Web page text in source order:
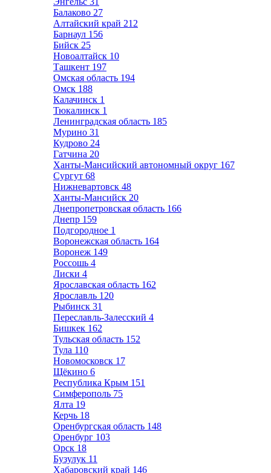
Балаково 27
Алтайский край 212
Барнаул 156
Бийск 25
Новоалтайск 10
Ташкент 197
Омская область 194
Омск 188
Калачинск 1
Тюкалинск 1
Ленинградская область 185
Мурино 31
Кудрово 24
Гатчина 20
Ханты-Мансийский автономный округ 167
Сургут 68
Нижневартовск 48
Ханты-Мансийск 20
Днепропетровская область 166
Днепр 159
Подгородное 1
Воронежская область 164
Воронеж 149
Россошь 4
Лиски 4
Ярославская область 162
Ярославль 120
Рыбинск 31
Переславль-Залесский 4
Бишкек 162
Тульская область 152
Тула 110
Новомосковск 17
Щёкино 6
Республика Крым 151
Симферополь 75
Ялта 19
Керчь 18
Оренбургская область 148
Оренбург 103
Орск 18
Бузулук 11
Хабаровский край 146